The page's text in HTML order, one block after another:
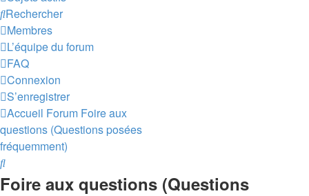
Rechercher
Membres
L’équipe du forum
FAQ
Connexion
S’enregistrer
Accueil Forum Foire aux
questions (Questions posées
fréquemment)
Rechercher
Foire aux questions (Questions